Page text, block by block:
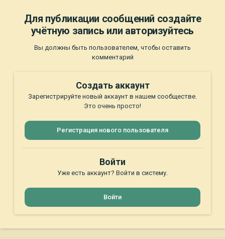
Для публикации сообщений создайте
учётную запись или авторизуйтесь
Вы должны быть пользователем, чтобы оставить
комментарий
Создать аккаунт
Зарегистрируйте новый аккаунт в нашем сообществе.
Это очень просто!
Регистрация нового пользователя
Войти
Уже есть аккаунт? Войти в систему.
Войти